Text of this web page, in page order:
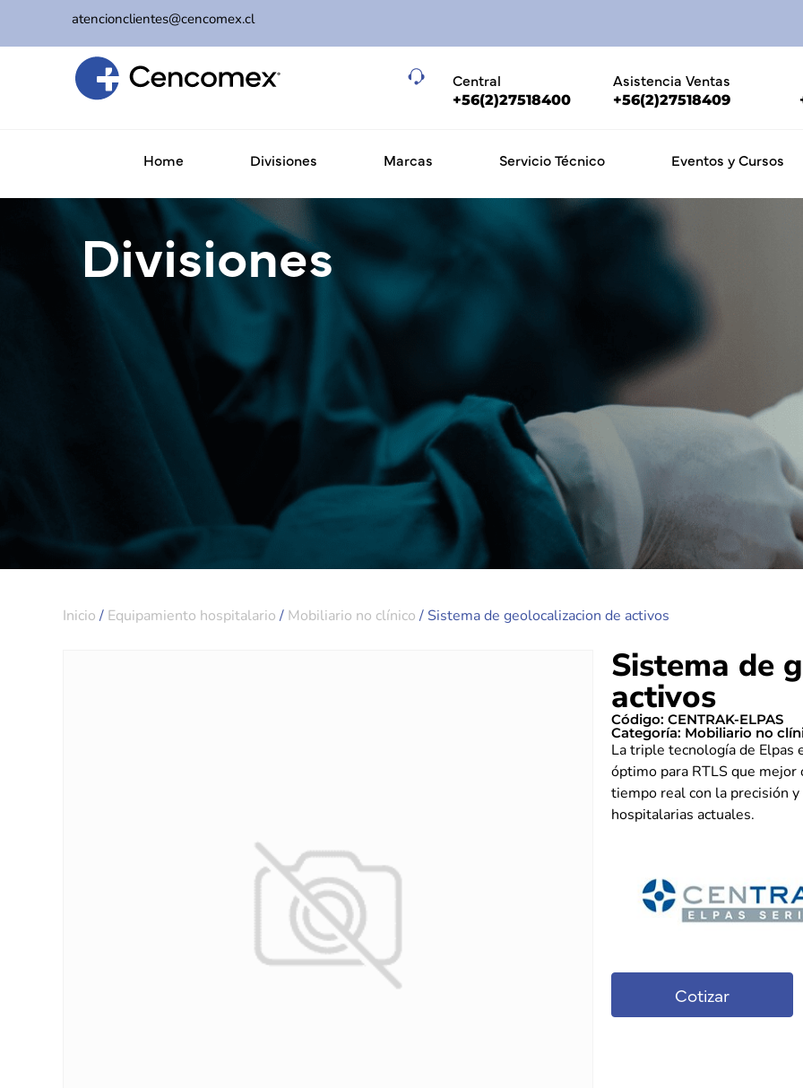
atencionclientes@cencomex.cl
Central
+56(2)27518400
Asistencia Ventas
+56(2)27518409
Home Divisiones Marcas Servicio Técnico Eventos y Cursos
Divisiones
Inicio / Equipamiento hospitalario / Mobiliario no clínico / Sistema de geolocalizacion de activos
Sistema de
activos
Código: CENTRAK-ELPAS
Categoría: Mobiliario no
La triple tecnología de Elpas
óptimo para RTLS que
tiempo real con la precisión
hospitalarias actuales.
Cotizar